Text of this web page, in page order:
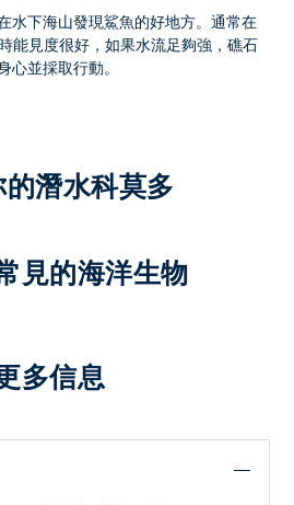
水下海山發現鯊魚的好地方。通常在
能見度很好，如果水流足夠強，礁石
心並採取行動。
潛水科莫多
見的海洋生物
多信息